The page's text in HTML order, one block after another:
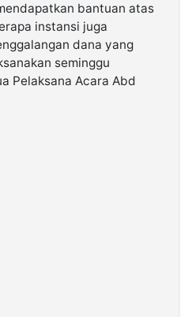
bantuan atas
instansi juga
dana yang
seminggu
Pelaksana Acara Abd